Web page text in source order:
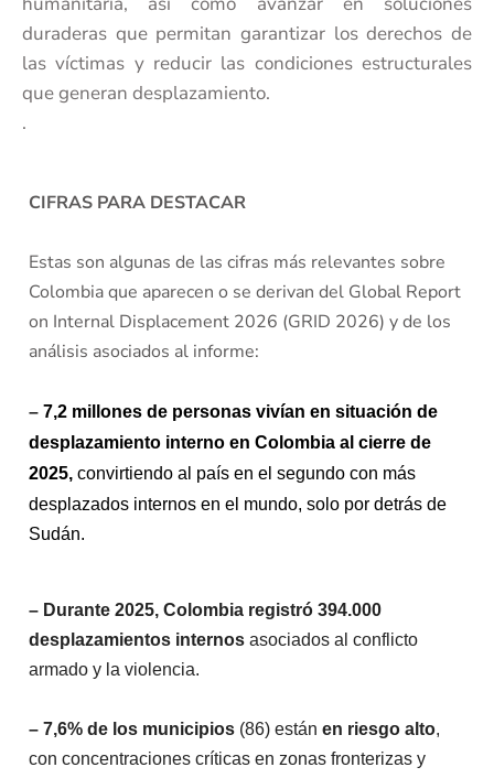
duraderas que permitan garantizar los derechos de
las víctimas y reducir las condiciones estructurales
que generan desplazamiento.
.
CIFRAS PARA DESTACAR
Estas son algunas de las cifras más relevantes sobre
Colombia que aparecen o se derivan del Global Report
on Internal Displacement 2026 (GRID 2026) y de los
análisis asociados al informe:
– 7,2 millones de personas vivían en situación de
desplazamiento interno en Colombia al cierre de
2025, convirtiendo al país en el segundo con más
desplazados internos en el mundo, solo por detrás de
Sudán.
– Durante 2025, Colombia registró 394.000
desplazamientos internos asociados al conflicto
armado y la violencia.
– 7,6% de los municipios (86) están en riesgo alto,
con concentraciones críticas en zonas fronterizas y